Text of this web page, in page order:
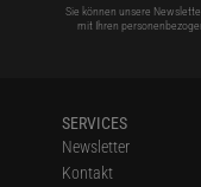
Sie können unsere
mit Ihren
SERVICES
Newsletter
Kontakt